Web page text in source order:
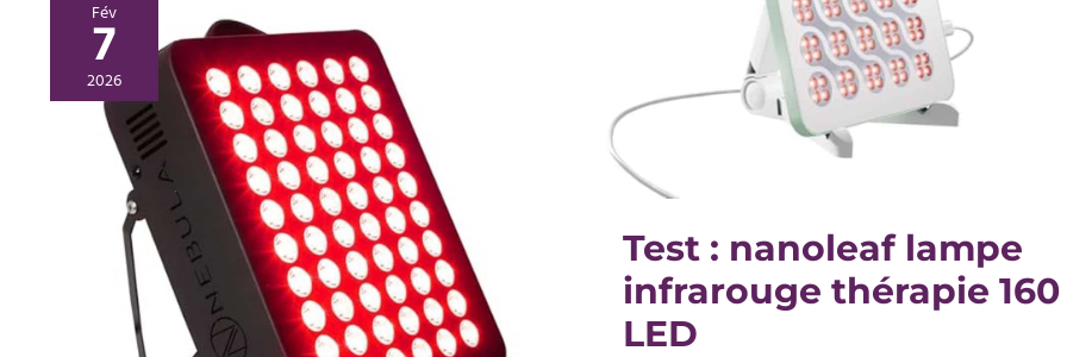
Test : nanoleaf lampe
infrarouge thérapie 160
LED
Fév
7
2026